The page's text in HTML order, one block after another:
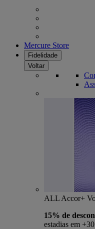
Mercure Store
Fidelidade
Voltar
ALL Accor+
15% de
estadias em